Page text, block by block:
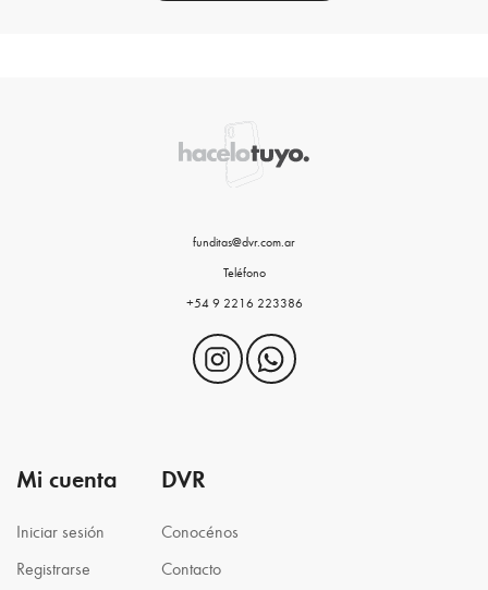
funditas@dvr.com.ar
Teléfono
+54 9 2216 223386
Mi cuenta
Iniciar sesión
Registrarse
DVR
Conocénos
Contacto